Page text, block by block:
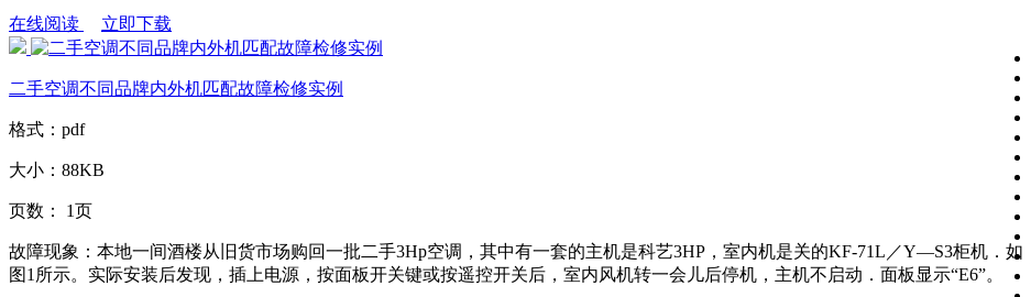
在线阅读
立即下载
二手空调不同品牌内外机匹配故障检修实例
格式： pdf
大小： 88KB
页数： 1页
故障现象：本地一间酒楼从旧货市场购回一批二手3Hp空调，其中有一套的主机是科艺3HP，室内机是关的KF-71L／Y—S3柜机．如
图1所示。实际安装后发现，插上电源，按面板开关键或按遥控开关后，室内风机转一会儿后停机，主机不启动．面板显示“E6”。